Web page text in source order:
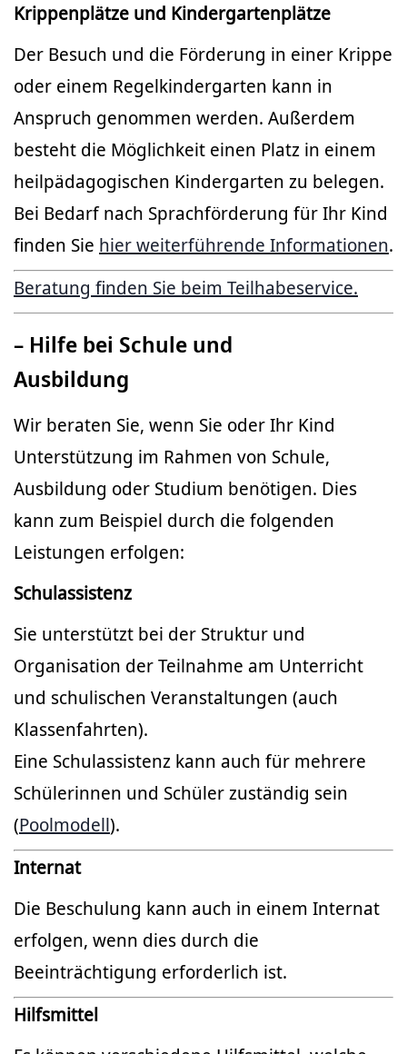
Krippenplätze und Kindergartenplätze
Der Besuch und die Förderung in einer Krippe
oder einem Regelkindergarten kann in
Anspruch genommen werden. Außerdem
besteht die Möglichkeit einen Platz in einem
heilpädagogischen Kindergarten zu belegen.
Bei Bedarf nach Sprachförderung für Ihr Kind
finden Sie hier weiterführende Informationen.
Beratung finden Sie beim Teilhabeservice.
– Hilfe bei Schule und
Ausbildung
Wir beraten Sie, wenn Sie oder Ihr Kind
Unterstützung im Rahmen von Schule,
Ausbildung oder Studium benötigen. Dies
kann zum Beispiel durch die folgenden
Leistungen erfolgen:
Schulassistenz
Sie unterstützt bei der Struktur und
Organisation der Teilnahme am Unterricht
und schulischen Veranstaltungen (auch
Klassenfahrten).
Eine Schulassistenz kann auch für mehrere
Schülerinnen und Schüler zuständig sein
(Poolmodell).
Internat
Die Beschulung kann auch in einem Internat
erfolgen, wenn dies durch die
Beeinträchtigung erforderlich ist.
Hilfsmittel